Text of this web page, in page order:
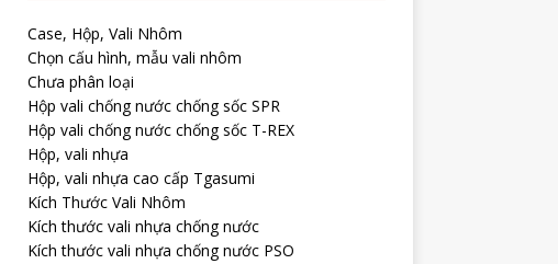
Case, Hộp, Vali Nhôm
Chọn cấu hình, mẫu vali nhôm
Chưa phân loại
Hộp vali chống nước chống sốc SPR
Hộp vali chống nước chống sốc T-REX
Hộp, vali nhựa
Hộp, vali nhựa cao cấp Tgasumi
Kích Thước Vali Nhôm
Kích thước vali nhựa chống nước
Kích thước vali nhựa chống nước PSO